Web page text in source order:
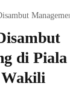
Managemen
di Piala